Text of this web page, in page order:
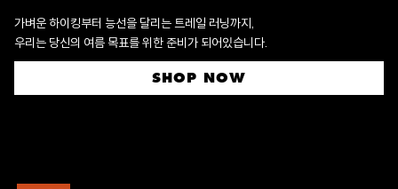
가벼운 하이킹부터 능선을 달리는 트레일 러닝까지,
우리는 당신의 여름 목표를 위한 준비가 되어있습니다.
SHOP NOW